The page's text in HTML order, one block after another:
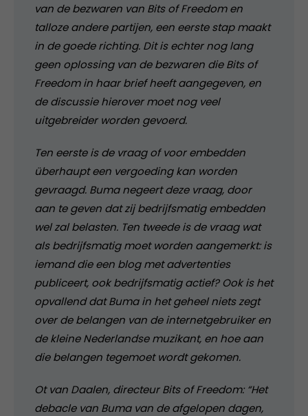
van de bezwaren van Bits of Freedom en
talloze andere partijen, een eerste stap maakt
in de goede richting. Dit is echter nog lang
geen oplossing van de bezwaren die Bits of
Freedom in haar brief heeft aangegeven, en
de discussie hierover moet nog veel
uitgebreider worden gevoerd.
Ten eerste is de vraag of voor embedden
überhaupt een vergoeding kan worden
gevraagd. Buma negeert deze vraag, door
aan te geven dat zij bedrijfsmatig embedden
wel zal belasten. Ten tweede is de vraag wat
als bedrijfsmatig moet worden aangemerkt: is
iemand die een blog met advertenties
publiceert, ook bedrijfsmatig actief? Ook is het
opvallend dat Buma in het geheel niets zegt
over de belangen van de internetgebruiker en
de kleine Nederlandse muzikant, en hoe aan
die belangen tegemoet wordt gekomen.
Ot van Daalen, directeur Bits of Freedom: “Het
debacle van Buma van de afgelopen dagen,